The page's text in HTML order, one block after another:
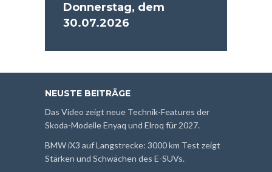
Donnerstag, dem
30.07.2026
NEUSTE BEITRÄGE
Das Video zeigt neue Technik-Features der
Skoda-Modelle Enyaq und Elroq für 2027.
BMW iX3 auf Langstrecke: 3000 km Test zeigt
Stärken und Schwächen des E-SUVs.